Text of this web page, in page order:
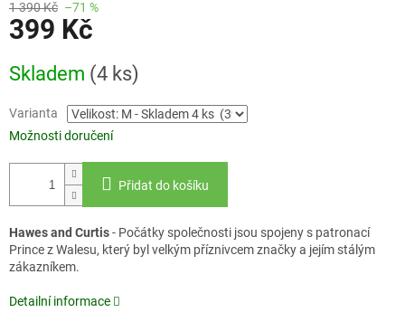
1 390 Kč –71 %
399 Kč
cena:
Skladem (4 ks)
Varianta
Možnosti doručení
Přidat do košíku
Hawes and Curtis- Počátky společnosti jsou spojeny s patronací
Prince z Walesu, který byl velkým příznivcem značky a jejím stálým
zákazníkem.
Detailní informace